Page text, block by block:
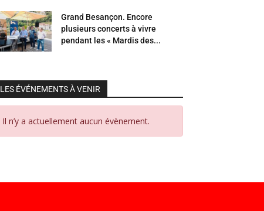
Grand Besançon. Encore
plusieurs concerts à vivre
pendant les « Mardis des...
LES ÉVÉNEMENTS À VENIR
Il n’y a actuellement aucun évènement.